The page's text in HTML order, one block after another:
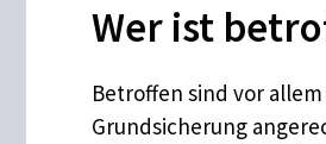
Wer ist
Betroffen sind vor
Grundsicherung